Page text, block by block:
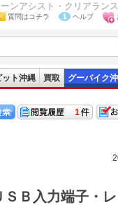
ンアシスト・クリアラン
質問はコチラ ヘルプ
ット沖縄 買取 グーバイク
1
Ｂ入力端子・レ